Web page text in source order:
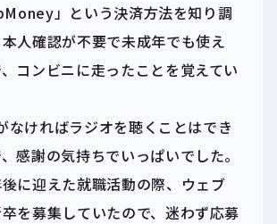
」という決済方法を知り調
人確認が不要で未成年でも使え
コンビニに走ったことを覚えてい
ければラジオを聴くことはでき
感謝の気持ちでいっぱいでした。
に迎えた就職活動の際、ウェブ
を募集していたので、迷わず応募